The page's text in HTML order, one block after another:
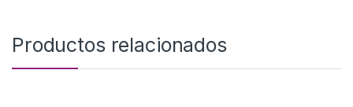
Productos relacionados